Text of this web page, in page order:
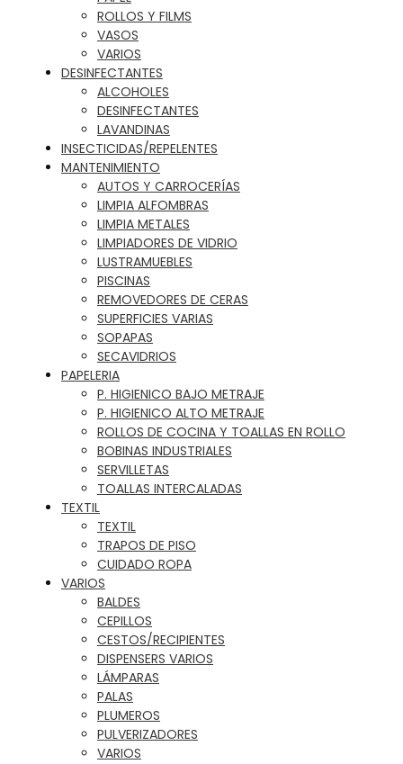
ROLLOS Y FILMS
VASOS
VARIOS
DESINFECTANTES
ALCOHOLES
DESINFECTANTES
LAVANDINAS
INSECTICIDAS/REPELENTES
MANTENIMIENTO
AUTOS Y CARROCERÍAS
LIMPIA ALFOMBRAS
LIMPIA METALES
LIMPIADORES DE VIDRIO
LUSTRAMUEBLES
PISCINAS
REMOVEDORES DE CERAS
SUPERFICIES VARIAS
SOPAPAS
SECAVIDRIOS
PAPELERIA
P. HIGIENICO BAJO METRAJE
P. HIGIENICO ALTO METRAJE
ROLLOS DE COCINA Y TOALLAS EN ROLLO
BOBINAS INDUSTRIALES
SERVILLETAS
TOALLAS INTERCALADAS
TEXTIL
TEXTIL
TRAPOS DE PISO
CUIDADO ROPA
VARIOS
BALDES
CEPILLOS
CESTOS/RECIPIENTES
DISPENSERS VARIOS
LÁMPARAS
PALAS
PLUMEROS
PULVERIZADORES
VARIOS